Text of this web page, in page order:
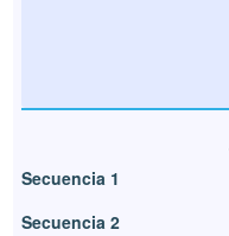
Secuencia 1
Secuencia 2